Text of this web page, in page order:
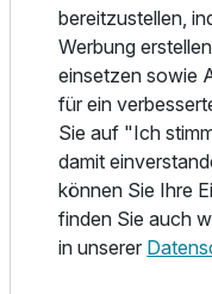
Zahlreiche
Das stilvoll
Hauses verfügt über
Feierlichkeiten, ganz
Ambiente.
In den
bereitzustellen,
Werbung
einsetzen sowie
für ein
Sie auf "Ich
damit
können Sie Ihre
finden Sie auch
in unserer